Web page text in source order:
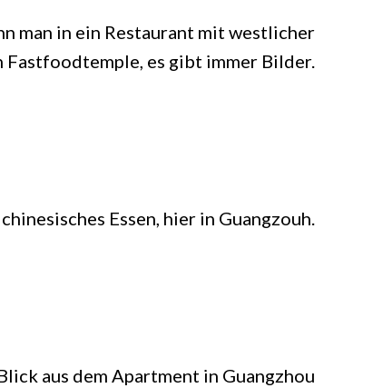
man in ein Restaurant mit westlicher
es gibt immer Bilder.
Essen, hier in Guangzouh.
aus dem Apartment in Guangzhou